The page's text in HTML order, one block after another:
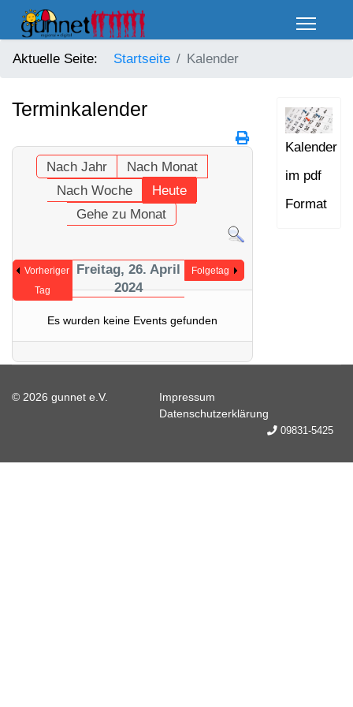
Aktuelle Seite: Startseite Kalender
Terminkalender
Nach Jahr
Nach Monat
Nach Woche
Heute
Gehe zu Monat
Vorheriger
Tag
Freitag, 26. April
2024
Folgetag
Es wurden keine Events gefunden
Kalender
im pdf
Format
© 2026 gunnet e.V.
Impressum
Datenschutzerklärung
09831-5425